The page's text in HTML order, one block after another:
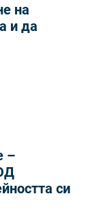
на
и да
–
си